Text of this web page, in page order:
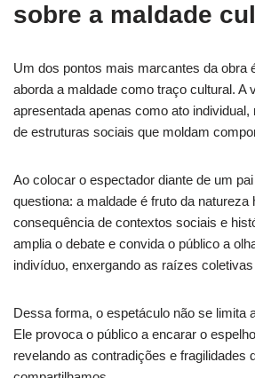
sobre a maldade
Um dos pontos mais marcantes da obra
aborda a maldade como traço cultural. A
apresentada apenas como ato
de estruturas sociais que moldam
Ao colocar o espectador diante de um
questiona: a maldade é fruto da natureza
consequência de contextos sociais e
amplia o debate e convida o público a
indivíduo, enxergando as raízes
Dessa forma, o espetáculo não se limita
Ele provoca o público a encarar o
revelando as contradições e fragilidades